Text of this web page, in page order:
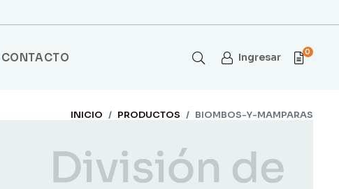
CONTACTO Ingresar 0
INICIO PRODUCTOS BIOMBOS-Y-MAMPARAS